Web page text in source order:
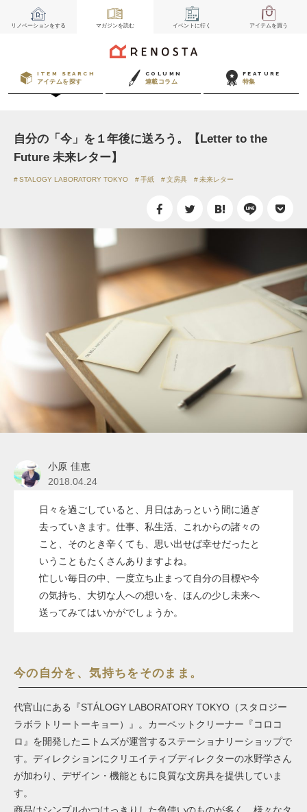
リノベーションをする マガジンを読む イベント に行く アイテムを買う
ITEM SEARCH
アイテムを探す
COLUMN
連載コラム
FEATURE
特集
自分の「今」を１年後に送ろう。【Letter to the
Future 未来レター】
STALOGY LABORATORY TOKYO 手紙 文房具 未来レター
小原 佳恵
2018.04.24
日々を過ごしていると、月日はあっという間に過ぎ
去っていきます。仕事、私生活、これからの諸々の
こと、そのとき辛くても、思い出せば幸せだったと
いうこともたくさんありますよね。
忙しい毎日の中、一度立ち止まって自分の目標や今
の気持ち、大切な人への想いを、ほんの少し未来へ
送ってみてはいかがでしょうか。
今の自分を、気持ちをそのまま。
代官山にある『STÁLOGY LABORATORY TOKYO（スタロジー
ラボラトリートーキョー）』。カーペットクリーナー『コロコ
ロ』を開発したニトムズが運営するステーショナリーショップで
す。ディレクションにクリエイティブディレクターの水野学さん
が加わり、デザイン・機能ともに良質な文房具を提供していま
す。